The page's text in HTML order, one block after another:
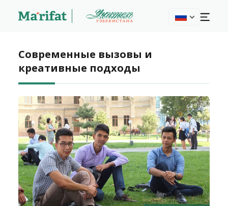
Современные вызовы и
креативные подходы